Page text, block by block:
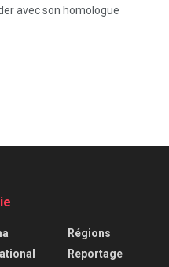
avec son homologue
Régions
Reportage